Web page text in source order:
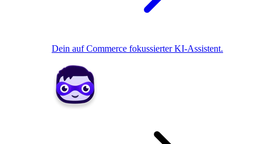
Dein auf Commerce fokussierter KI-Assistent.